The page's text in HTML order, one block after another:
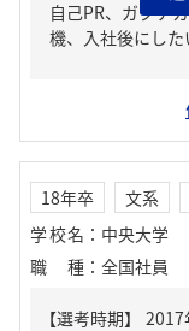
自己PR、ガクチ
機、入社後にし
18年卒 文系
学校名 ： 中央大学
職種 ： 全国社員